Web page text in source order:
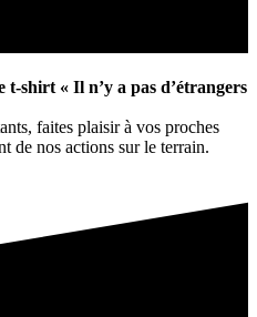
t-shirt « Il n’y a pas d’étrangers
faites plaisir à vos proches
de nos actions sur le terrain.